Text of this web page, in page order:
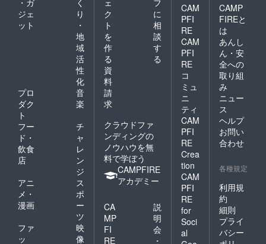
ジェ
ット
り
・
地
域
活
性
化
プロ
ダク
ト
音
楽
フー
ド・
飲食
店
チ
ャ
レ
ン
ジ
アニ
メ・
漫画
ス
ポ
ー
ツ
ファ
ッ
映
像
ク
ト
を
作
る
に
相
談
す
る
資
料
請
求
クラウドファ
ンディングの
ノウハウを無
料で学ぼう
CAMPFIRE
アカデミー
CA
MP
FI
RE
説
明
会
・
CAM
PFI
RE
CAM
PFI
RE
コ
ミュ
ニ
ティ
CAM
PFI
RE
Crea
tion
CAM
PFI
RE
for
Soci
al
CAMP
FIREと
は
あんし
ん・安
全への
取り組
み
ニュー
ス
ヘルプ
お問い
合わせ
各種規定
利用規
約
細則
プライ
バシー